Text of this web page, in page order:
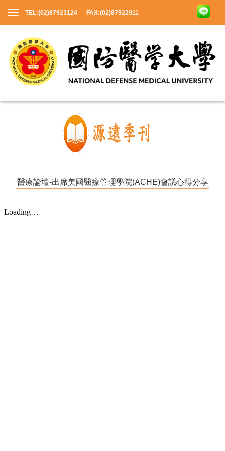
TEL:(02)87923124 FAX:(02)87922911
醫療論壇-出席美國醫療管理學院(ACHE)會議心得分享